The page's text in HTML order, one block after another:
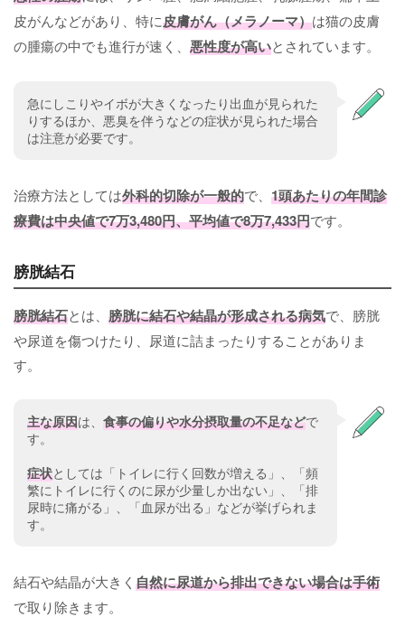
皮がんなどがあり、特に皮膚がん（メラノーマ）は猫の皮膚
の腫瘍の中でも進行が速く、 悪性度が高いとされています。
急にしこりやイボが大きくなったり出血が見られた
りするほか、悪臭を伴うなどの症状が見られた場合
は注意が必要です。
治療方法としては外科的切除が一般的で、 1頭あたりの年間診
療費は中央値で7万3,480円、平均値で8万7,433円です。
膀胱結石
膀胱結石とは、 膀胱に結石や結晶が形成される病気で、膀胱
や尿道を傷つけたり、尿道に詰まったりすることがありま
す。
主な原因は、 食事の偏りや水分摂取量の不足などで
す。
症状としては「トイレに行く回数が増える」、「頻
繁にトイレに行くのに尿が少量しか出ない」、「排
尿時に痛がる」、「血尿が出る」などが挙げられま
す。
結石や結晶が大きく 自然に尿道から排出できない場合は手術
で取り除きます。